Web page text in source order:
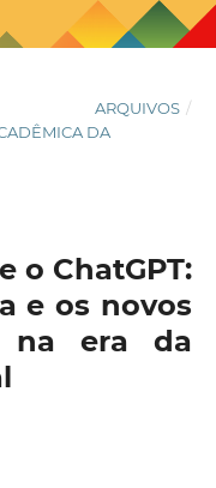
ARQUIVOS /
DA
o ChatGPT:
e os novos
na era da